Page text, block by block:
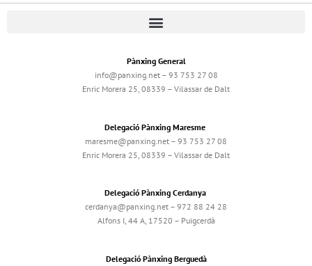
Pànxing General
info@panxing.net – 93 753 27 08
Enric Morera 25, 08339 – Vilassar de Dalt
Delegació Pànxing Maresme
maresme@panxing.net – 93 753 27 08
Enric Morera 25, 08339 – Vilassar de Dalt
Delegació Pànxing Cerdanya
cerdanya@panxing.net – 972 88 24 28
Alfons I, 44 A, 17520 – Puigcerdà
Delegació Pànxing Berguedà